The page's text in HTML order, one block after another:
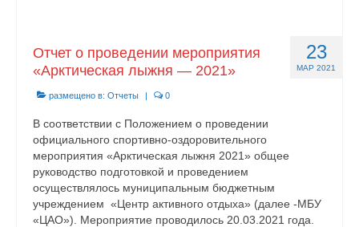
23
МАР 2021
Отчет о проведении мероприятия
«Арктическая лыжня — 2021»
размещено в: Отчеты | 0
В соответствии с Положением о проведении
официального спортивно-оздоровительного
мероприятия «Арктическая лыжня 2021» общее
руководство подготовкой и проведением
осуществлялось муниципальным бюджетным
учреждением «Центр активного отдыха» (далее -МБУ
«ЦАО»). Мероприятие проводилось 20.03.2021 года.